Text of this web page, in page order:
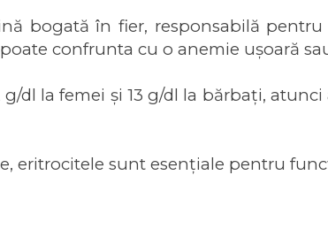
bogată în fier, responsabilă
confrunta cu o anemie ușoară
dl la femei și 13 g/dl la bărbați,
eritrocitele sunt esențiale pentru